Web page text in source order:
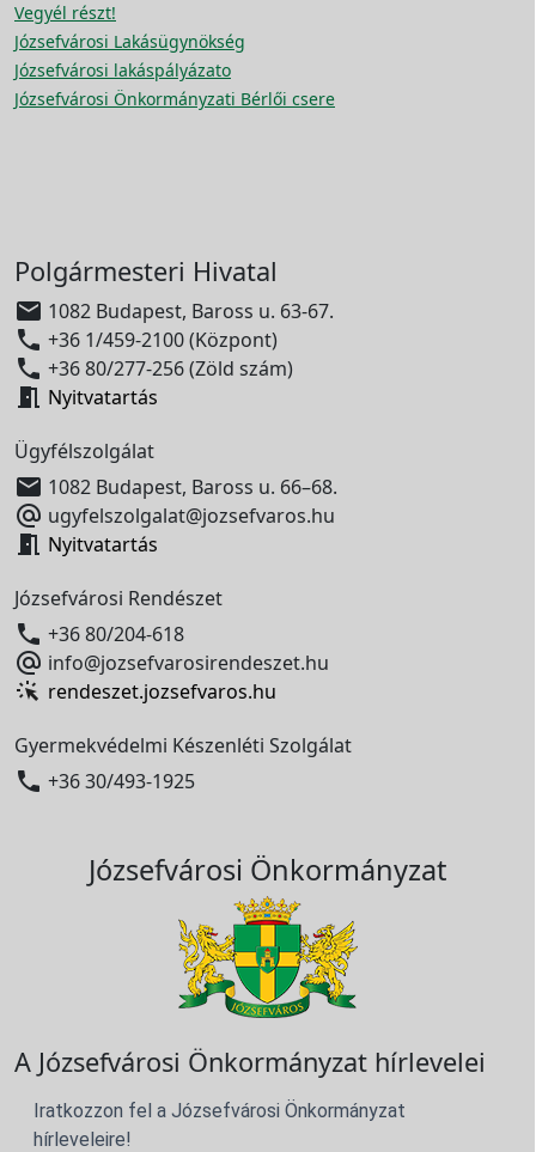
Vegyél részt!
Józsefvárosi Lakásügynökség
Józsefvárosi lakáspályázato
Józsefvárosi Önkormányzati Bérlői csere
Polgármesteri Hivatal
 1082 Budapest, Baross u. 63-67.
 +36 1/459-2100 (Központ)
 +36 80/277-256 (Zöld szám)
 Nyitvatartás
Ügyfélszolgálat
 1082 Budapest, Baross u. 66–68.
 ugyfelszolgalat@jozsefvaros.hu
 Nyitvatartás
Józsefvárosi Rendészet
 +36 80/204-618
 info@jozsefvarosirendeszet.hu
rendeszet.jozsefvaros.hu
Gyermekvédelmi Készenléti Szolgálat
 +36 30/493-1925
Józsefvárosi Önkormányzat
A Józsefvárosi Önkormányzat hírlevelei
Iratkozzon fel a Józsefvárosi Önkormányzat
hírleveleire!